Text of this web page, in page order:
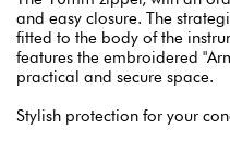
and easy closure. The
fitted to the body of the
features the embroidered
practical and secure space.
Stylish protection for your